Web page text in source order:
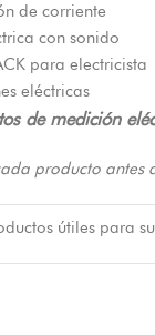
de corriente
con sonido
para electricista
eléctricas
de medición
producto
útiles para